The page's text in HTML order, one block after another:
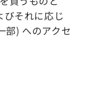
それに応じ
部) へのアクセ